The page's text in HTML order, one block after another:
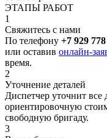
ЭТАПЫ РАБОТ
1
Свяжитесь с нами
По телефону +7 929
или оставив онлайн-
время.
2
Уточнение деталей
Диспетчер уточнит все
ориентировочную
свободную бригаду.
3